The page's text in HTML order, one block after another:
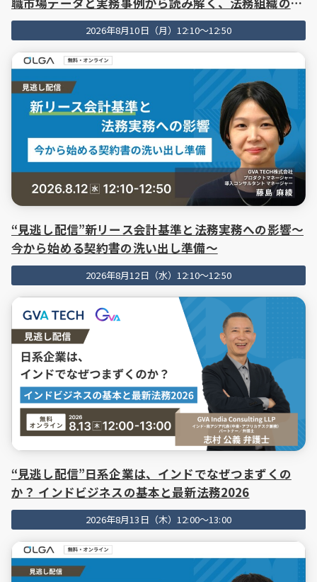
弱性と処方箋に迫る—
2026年8月10日（月）12:10～12:50
“見逃し配信”新リース会計基準と法務実務への影響〜
今から始める契約書の洗い出し準備〜
2026年8月12日（水）12:10～12:50
“見逃し配信”日系企業は、インドでなぜつまずくの
か？ インドビジネスの基本と最新法務2026
2026年8月13日（木）12:00～13:00